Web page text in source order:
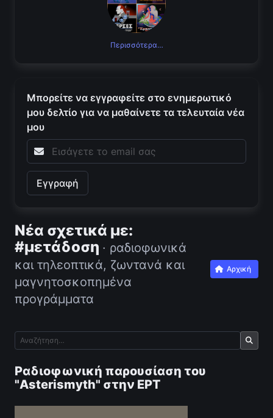
Περισσότερα…
Μπορείτε να εγγραφείτε στο ενημερωτικό
μου δελτίο για να μαθαίνετε τα τελευταία νέα
μου
Νέα σχετικά με:
#μετάδοση · ραδιοφωνικά
και τηλεοπτικά, ζωντανά και
μαγνητοσκοπημένα
προγράμματα
Αρχική
Ραδιοφωνική παρουσίαση του
"Asterismyth" στην ΕΡΤ